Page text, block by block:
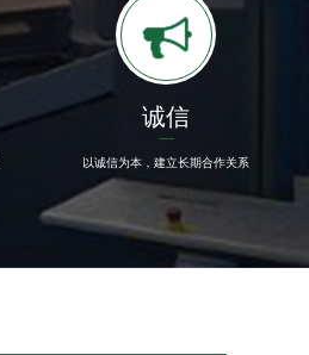
诚信
以诚信为本，建立长期合作关系